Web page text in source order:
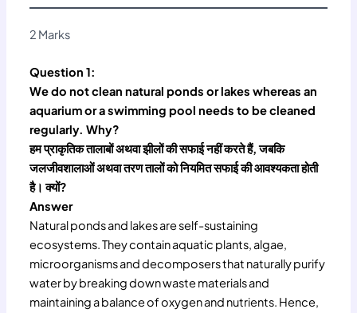
2 Marks
Question 1:
We do not clean natural ponds or lakes whereas an
aquarium or a swimming pool needs to be cleaned
regularly. Why?
हम प्राकृतिक तालाबों अथवा झीलों की सफाई नहीं करते हैं, जबकि
जलजीवशालाओं अथवा तरण तालों को नियमित सफाई की आवश्यकता होती
है। क्यों?
Answer
Natural ponds and lakes are self-sustaining
ecosystems. They contain aquatic plants, algae,
microorganisms and decomposers that naturally purify
water by breaking down waste materials and
maintaining a balance of oxygen and nutrients. Hence,